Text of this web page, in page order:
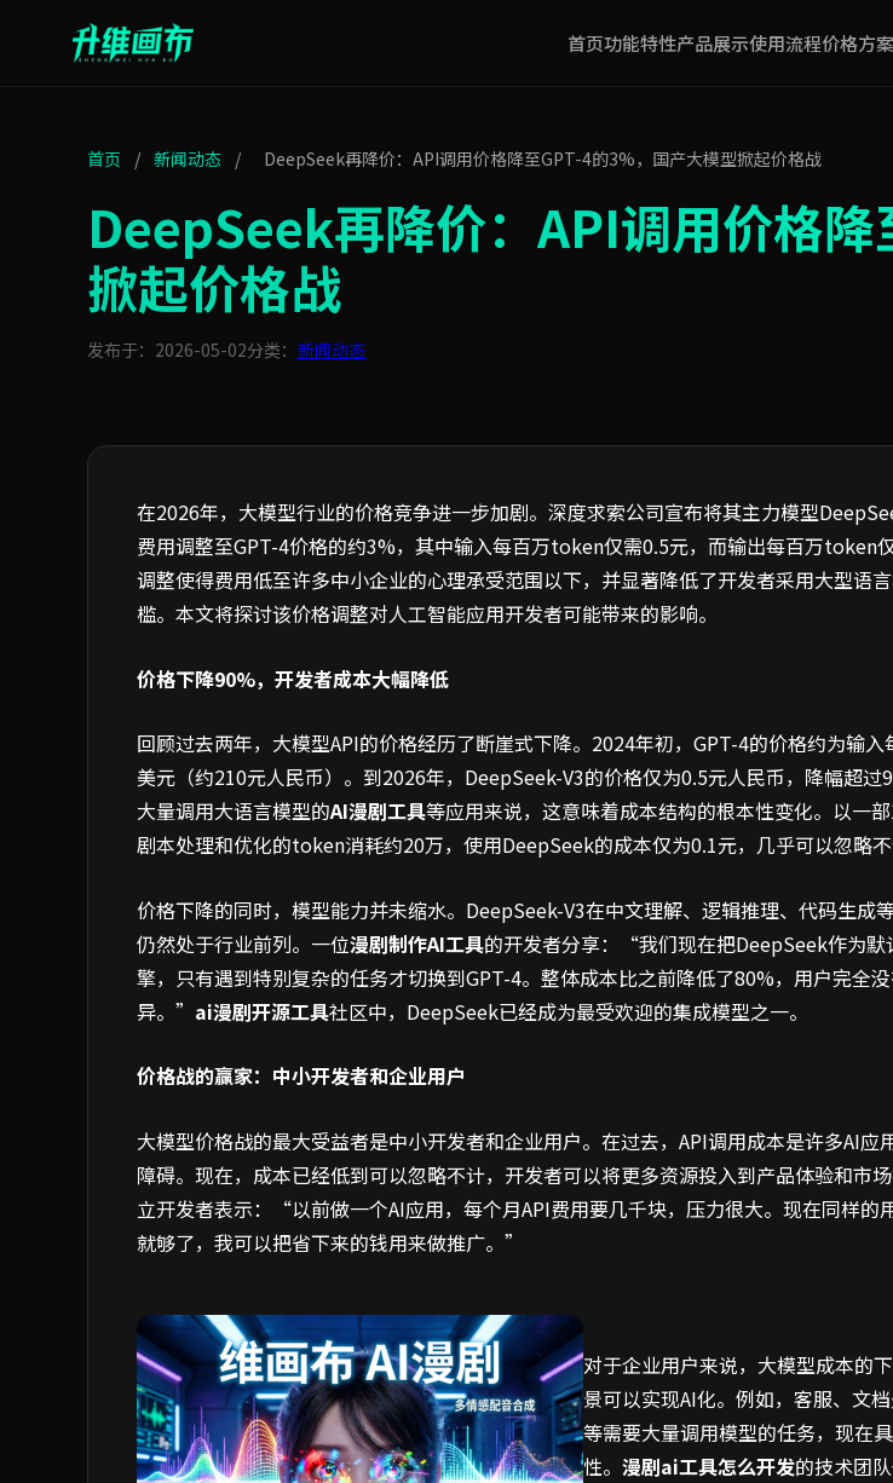
首页功能特性产品展示使用流程价格方案
首页 / 新闻动态 / DeepSeek再降价：API调用价格降至GPT-4的3%，国产大模型掀起价格战
DeepSeek再降价：API调用价格
掀起价格战
发布于：2026-05-02分类： 新闻动态
在2026年，大模型行业的价格竞争进一步加剧。深度求索公司宣布将其主力模型
费用调整至GPT-4价格的约3%，其中输入每百万token仅需0.5元，而输出每百万token
调整使得费用低至许多中小企业的心理承受范围以下，并显著降低了开发者采用大型语
槛。本文将探讨该价格调整对人工智能应用开发者可能带来的影响。
价格下降90%，开发者成本大幅降低
回顾过去两年，大模型API的价格经历了断崖式下降。2024年初，GPT-4的价格约为输
美元（约210元人民币）。到2026年，DeepSeek-V3的价格仅为0.5元人民币，降幅超过
大量调用大语言模型的AI漫剧工具等应用来说，这意味着成本结构的根本性变化。以一部
剧本处理和优化的token消耗约20万，使用DeepSeek的成本仅为0.1元，几乎可以忽略不
价格下降的同时，模型能力并未缩水。DeepSeek-V3在中文理解、逻辑推理、代码生成
仍然处于行业前列。一位漫剧制作AI工具的开发者分享：“我们现在把DeepSeek作为默
擎，只有遇到特别复杂的任务才切换到GPT-4。整体成本比之前降低了80%，用户完全
异。” ai漫剧开源工具社区中，DeepSeek已经成为最受欢迎的集成模型之一。
价格战的赢家：中小开发者和企业用户
大模型价格战的最大受益者是中小开发者和企业用户。在过去，API调用成本是许多AI应
障碍。现在，成本已经低到可以忽略不计，开发者可以将更多资源投入到产品体验和市
立开发者表示：“以前做一个AI应用，每个月API费用要几千块，压力很大。现在同样的
就够了，我可以把省下来的钱用来做推广。”
对于企业用户来说，大模型成本的
景可以实现AI化。例如，客服、文
等需要大量调用模型的任务，现在
性。 漫剧ai工具怎么开发的技术团